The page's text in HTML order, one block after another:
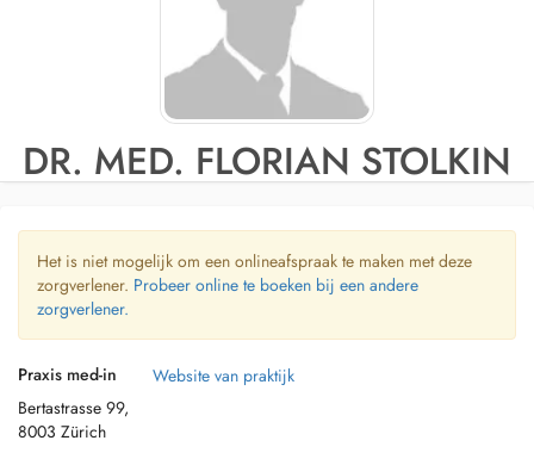
DR. MED. FLORIAN STOLKIN
Het is niet mogelijk om een onlineafspraak te maken met deze
zorgverlener. Probeer online te boeken bij een andere
zorgverlener.
Praxis med-in
Bertastrasse 99,
8003 Zürich
Website van praktijk